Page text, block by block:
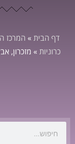
דף הבית » המרכז
כרוניות » מזכרון,